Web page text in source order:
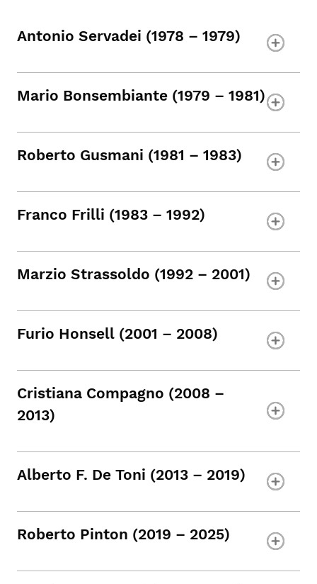
Antonio Servadei (1978 – 1979)
Mario Bonsembiante (1979 – 1981)
Roberto Gusmani (1981 – 1983)
Franco Frilli (1983 – 1992)
Marzio Strassoldo (1992 – 2001)
Furio Honsell (2001 – 2008)
Cristiana Compagno (2008 –
2013)
Alberto F. De Toni (2013 – 2019)
Roberto Pinton (2019 – 2025)